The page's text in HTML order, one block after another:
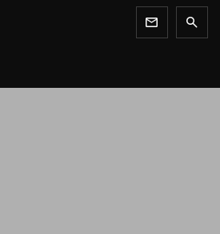
newsletter search